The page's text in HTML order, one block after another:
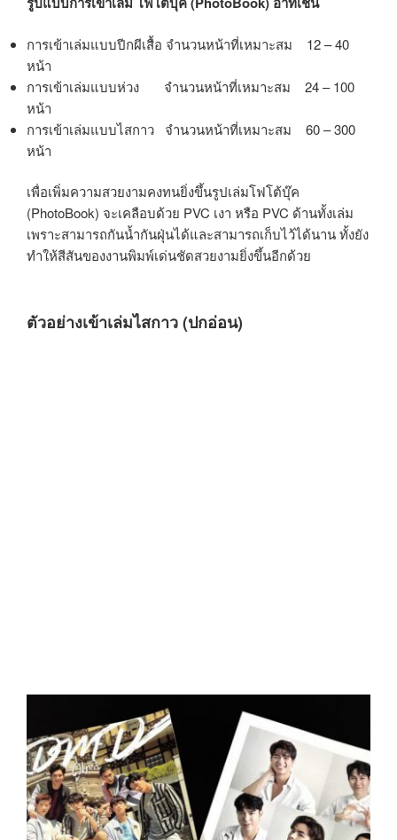
การเข้าเล่มแบบปีกผีเสื้อ จำนวนหน้าที่เหมาะสม 12 – 40
หน้า
การเข้าเล่มแบบห่วง จำนวนหน้าที่เหมาะสม 24 – 100
หน้า
การเข้าเล่มแบบไสกาว จำนวนหน้าที่เหมาะสม 60 – 300
หน้า
เพื่อเพิ่มความสวยงามคงทนยิ่งขึ้นรูปเล่มโฟโต้บุ๊ค
(PhotoBook) จะเคลือบด้วย PVC เงา หรือ PVC ด้านทั้งเล่ม
เพราะสามารถกันน้ำกันฝุ่นได้และสามารถเก็บไว้ได้นาน ทั้งยัง
ทำให้สีสันของงานพิมพ์เด่นชัดสวยงามยิ่งขึ้นอีกด้วย
ตัวอย่างเข้าเล่มไสกาว(ปกอ่อน)